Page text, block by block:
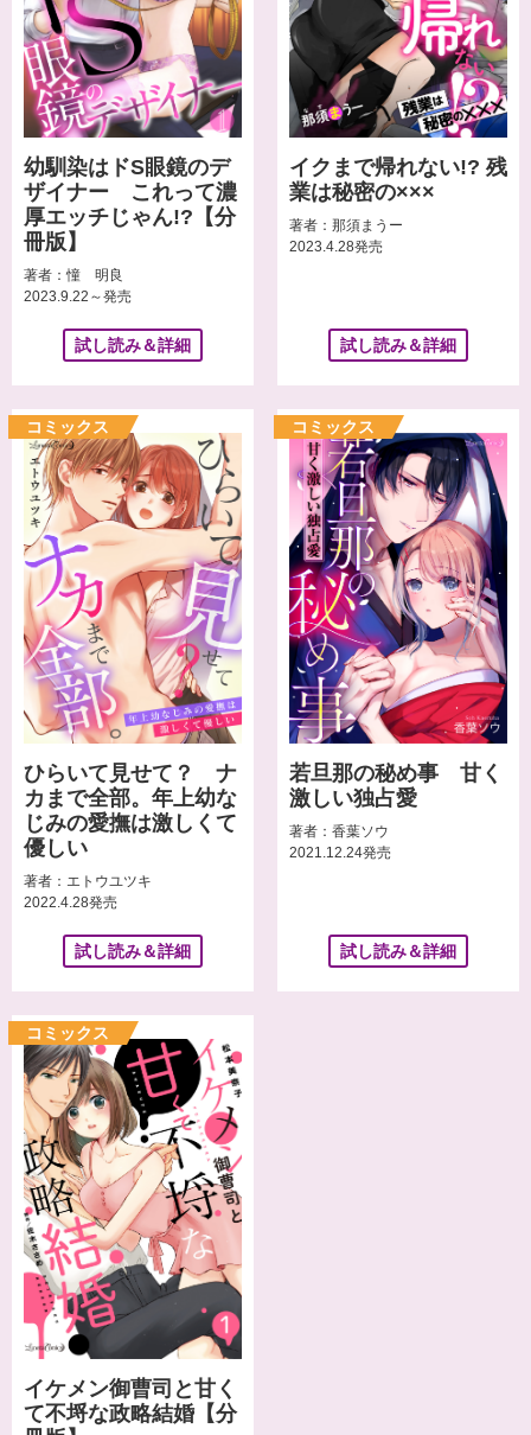
幼馴染はドS眼鏡のデ
ザイナー これって濃
厚エッチじゃん!?【分
冊版】
著者：憧 明良
2023.9.22～発売
試し読み＆詳細
イクまで帰れない!? 残
業は秘密の×××
著者：那須まうー
2023.4.28発売
試し読み＆詳細
ひらいて見せて？ ナ
カまで全部。年上幼な
じみの愛撫は激しくて
優しい
著者：エトウユツキ
2022.4.28発売
試し読み＆詳細
若旦那の秘め事 甘く
激しい独占愛
著者：香葉ソウ
2021.12.24発売
試し読み＆詳細
イケメン御曹司と甘く
て不埒な政略結婚【分